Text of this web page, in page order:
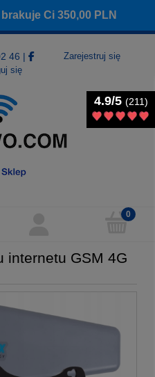
brakuje Ci350,00 PLN
46 |
Zarejestruj się
się
internetu GSM 4G
4.9/5 (211)
4.9/5 (211)